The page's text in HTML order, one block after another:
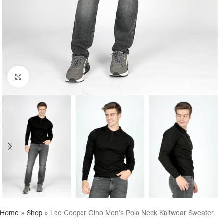
Click to enlarge
Home » Shop » Lee Cooper Gino Men’s Polo Neck Knitwear Sweater